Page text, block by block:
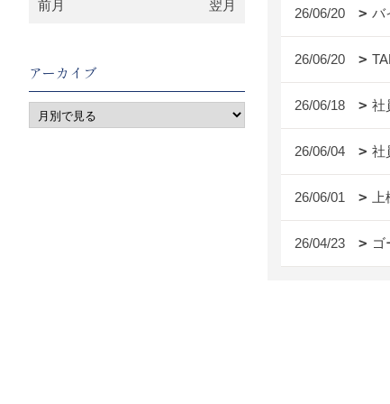
26/06/20 バ
26/06/20
26/06/18 社
26/06/04 社
26/06/01
26/04/23 ゴ
前月 翌月
アーカイブ